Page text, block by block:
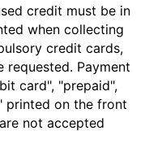
credit must be in
when collecting
credit cards,
requested. Payment
card", "prepaid",
printed on the front
not accepted